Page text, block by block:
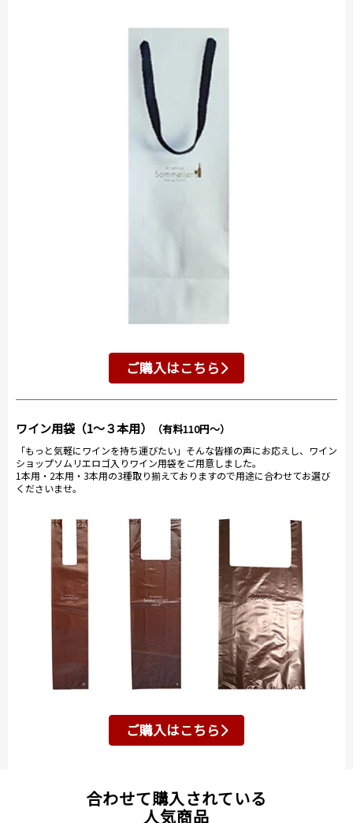
ご購入はこちら
ワイン用袋（1～３本用） （有料110円～）
「もっと気軽にワインを持ち運びたい」そんな皆様の声にお応えし、ワイン
ショップソムリエロゴ入りワイン用袋をご用意しました。
1本用・2本用・3本用の3種取り揃えておりますので用途に合わせてお選び
くださいませ。
ご購入はこちら
合わせて購入されている
人気商品